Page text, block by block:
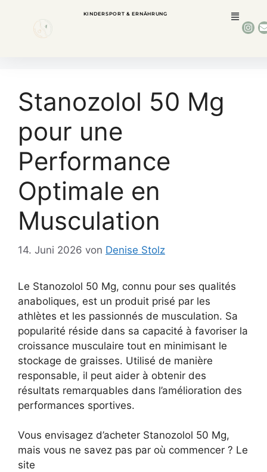
KINDERSPORT & ERNÄHRUNG
Stanozolol 50 Mg
pour une
Performance
Optimale en
Musculation
14. Juni 2026 von Denise Stolz
Le Stanozolol 50 Mg, connu pour ses qualités
anaboliques, est un produit prisé par les
athlètes et les passionnés de musculation. Sa
popularité réside dans sa capacité à favoriser la
croissance musculaire tout en minimisant le
stockage de graisses. Utilisé de manière
responsable, il peut aider à obtenir des
résultats remarquables dans l’amélioration des
performances sportives.
Vous envisagez d’acheter Stanozolol 50 Mg,
mais vous ne savez pas par où commencer ? Le
site